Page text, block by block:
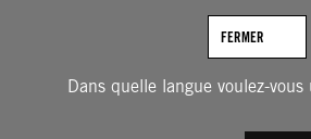
Dans quelle langue voulez-vous
FERMER